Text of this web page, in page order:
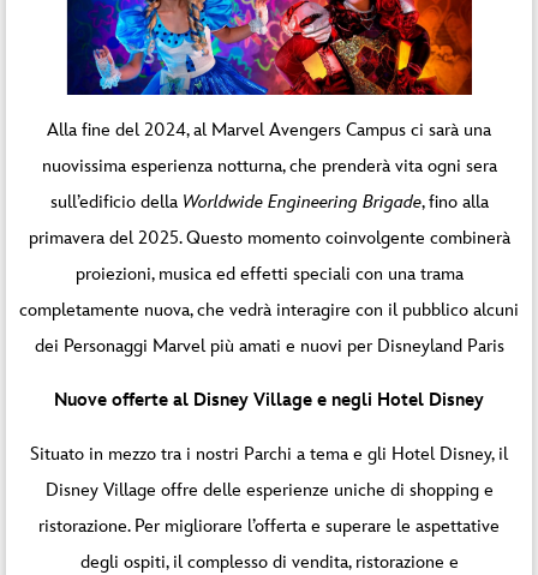
Alla fine del 2024, al Marvel Avengers Campus ci sarà una
nuovissima esperienza notturna, che prenderà vita ogni sera
sull’edificio della Worldwide Engineering Brigade, fino alla
primavera del 2025. Questo momento coinvolgente combinerà
proiezioni, musica ed effetti speciali con una trama
completamente nuova, che vedrà interagire con il pubblico alcuni
dei Personaggi Marvel più amati e nuovi per Disneyland Paris
Nuove offerte al Disney Village e negli Hotel Disney
Situato in mezzo tra i nostri Parchi a tema e gli Hotel Disney, il
Disney Village offre delle esperienze uniche di shopping e
ristorazione. Per migliorare l’offerta e superare le aspettative
degli ospiti, il complesso di vendita, ristorazione e